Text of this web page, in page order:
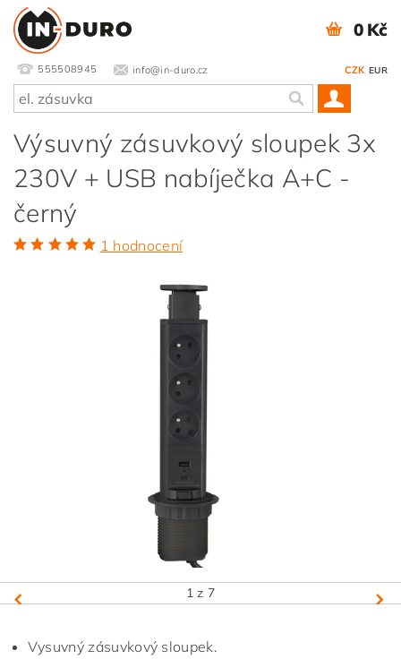
555508945 info@in-duro.cz CZK EUR
0 Kč
Výsuvný zásuvkový sloupek 3x
230V + USB nabíječka A+C -
černý
1 hodnocení
1 z 7
Vysuvný zásuvkový sloupek.